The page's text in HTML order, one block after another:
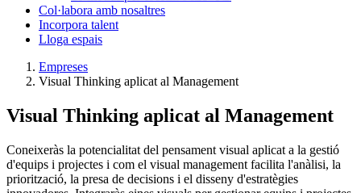
Col·labora amb nosaltres
Incorpora talent
Lloga espais
Empreses
Visual Thinking aplicat al Management
Visual Thinking aplicat al Management
Coneixeràs la potencialitat del pensament visual aplicat a la gestió
d'equips i projectes i com el visual management facilita l'anàlisi, la
priorització, la presa de decisions i el disseny d'estratègies